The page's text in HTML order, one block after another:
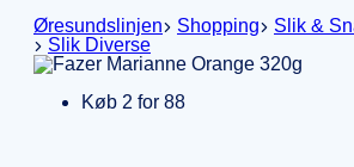
Øresundslinjen
Shopping Slik &
Slik Diverse
Køb 2 for 88